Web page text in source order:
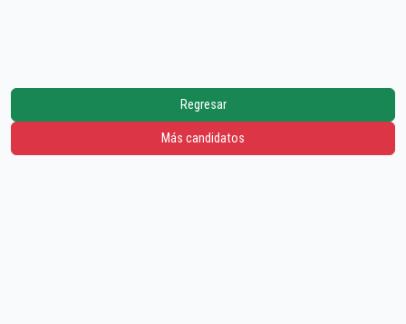
Regresar
Más candidatos